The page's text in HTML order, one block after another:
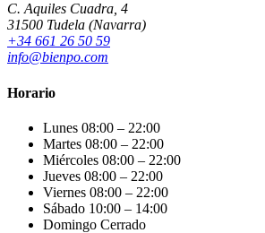
C. Aquiles Cuadra, 4
31500 Tudela (Navarra)
+34 661 26 50 59
info@bienpo.com
Horario
Lunes 08:00 – 22:00
Martes 08:00 – 22:00
Miércoles 08:00 – 22:00
Jueves 08:00 – 22:00
Viernes 08:00 – 22:00
Sábado 10:00 – 14:00
Domingo Cerrado